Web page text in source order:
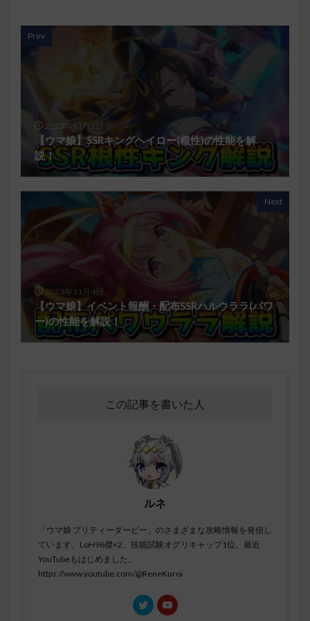
Prev
2023年11月2日
【ウマ娘】SSRキングヘイロー(根性)の性能を解
説！
Next
2023年11月4日
【ウマ娘】イベント報酬・配布SSRハルウララ(パワ
ー)の性能を解説！
この記事を書いた人
ルネ
「ウマ娘 プリティーダービー」のさまざまな攻略情報を発信し
ています。LoH96傑×2、技能試験オグリキャップ1位。最近
YouTubeもはじめました。
https://www.youtube.com/@ReneKuroi